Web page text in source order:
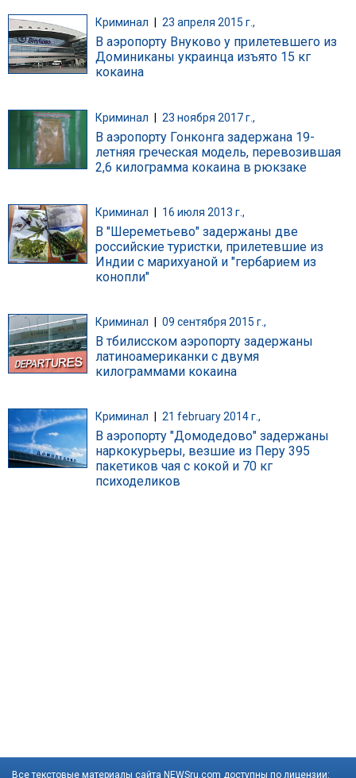
Криминал 23 апреля 2015 г.,
В аэропорту Внуково у прилетевшего из
Доминиканы украинца изъято 15 кг
кокаина
Криминал | 23 ноября 2017 г.,
В аэропорту Гонконга задержана 19-
летняя греческая модель, перевозившая
2,6 килограмма кокаина в рюкзаке
Криминал 16 июля 2013 г.,
В "Шереметьево" задержаны две
российские туристки, прилетевшие из
Индии с марихуаной и "гербарием из
конопли"
Криминал 09 сентября 2015 г.,
В тбилисском аэропорту задержаны
латиноамериканки с двумя
килограммами кокаина
Криминал 21 february 2014 г.,
В аэропорту "Домодедово" задержаны
наркокурьеры, везшие из Перу 395
пакетиков чая с кокой и 70 кг
психоделиков
Все текстовые материалы сайта NEWSru.com доступны по лицензии: